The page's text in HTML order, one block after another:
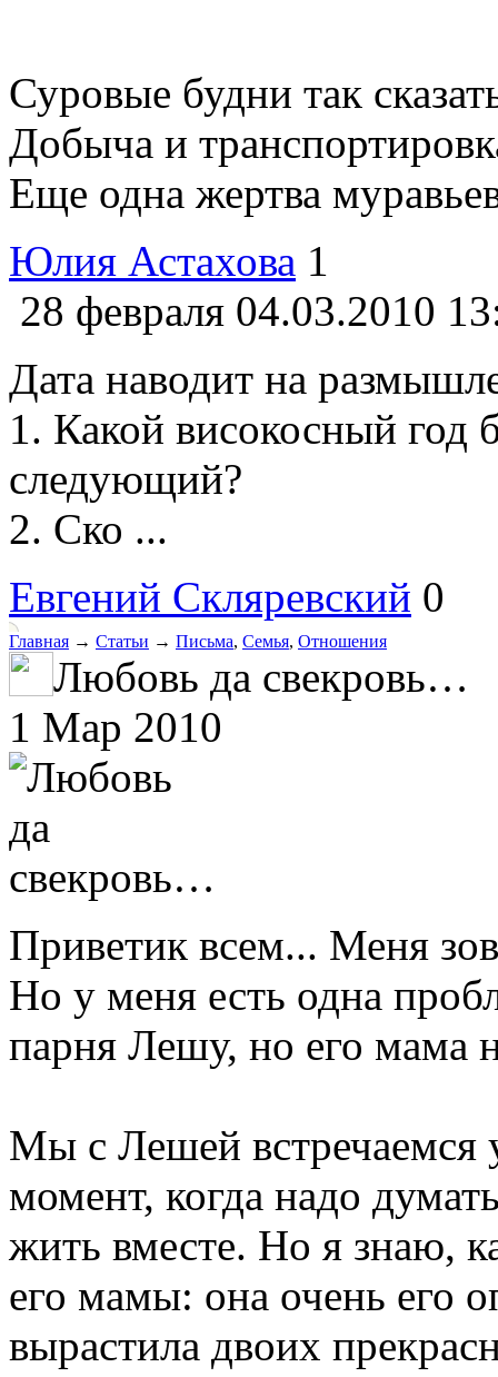
Суровые будни так
Добыча и
Еще одна жертва
Юлия Астахова 1
28 февраля 04.03.2010
Дата наводит на
1. Какой високосный год
следующий?
2. Ско ...
Евгений Скляревский 0
Главная → Статьи → Письма, Семья, Отношения
Любовь да свекровь…
1 Мар 2010
Приветик всем... Меня
Но у меня есть одна
парня Лешу, но его мама
Мы с Лешей встречаемся
момент, когда надо
жить вместе. Но я знаю,
его мамы: она очень его
вырастила двоих